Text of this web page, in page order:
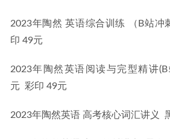
2023年陶然 英语综合训练 （B站冲
印 49元
2023年陶然英语阅读与完型精讲(B
元  彩印 49元
2023年陶然英语 高考核心词汇讲义